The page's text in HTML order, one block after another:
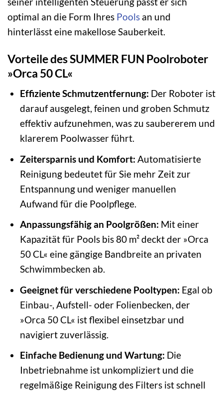
optimal an die Form Ihres Pools an und
hinterlässt eine makellose Sauberkeit.
Vorteile des SUMMER FUN Poolroboter
»Orca 50 CL«
Effiziente Schmutzentfernung: Der Roboter ist
darauf ausgelegt, feinen und groben Schmutz
effektiv aufzunehmen, was zu saubererem und
klarerem Poolwasser führt.
Zeitersparnis und Komfort: Automatisierte
Reinigung bedeutet für Sie mehr Zeit zur
Entspannung und weniger manuellen
Aufwand für die Poolpflege.
Anpassungsfähig an Poolgrößen: Mit einer
Kapazität für Pools bis 80 m² deckt der »Orca
50 CL« eine gängige Bandbreite an privaten
Schwimmbecken ab.
Geeignet für verschiedene Pooltypen: Egal ob
Einbau-, Aufstell- oder Folienbecken, der
»Orca 50 CL« ist flexibel einsetzbar und
navigiert zuverlässig.
Einfache Bedienung und Wartung: Die
Inbetriebnahme ist unkompliziert und die
regelmäßige Reinigung des Filters ist schnell